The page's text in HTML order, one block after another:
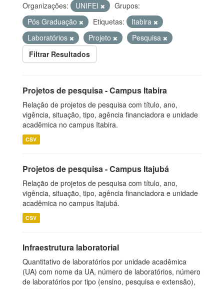
Organizações: UNIFEI
Grupos:
Pós Graduação
Etiquetas:
Itabira
Laboratórios
Projeto
Pesquisa
Filtrar Resultados
Projetos de pesquisa - Campus Itabira
Relação de projetos de pesquisa com título, ano,
vigência, situação, tipo, agência financiadora e unidade
acadêmica no campus Itabira.
CSV
Projetos de pesquisa - Campus Itajubá
Relação de projetos de pesquisa com título, ano,
vigência, situação, tipo, agência financiadora e unidade
acadêmica no campus Itajubá.
CSV
Infraestrutura laboratorial
Quantitativo de laboratórios por unidade acadêmica
(UA) com nome da UA, número de laboratórios, número
de laboratórios por tipo (ensino, pesquisa e extensão),